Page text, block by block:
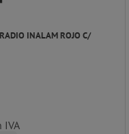
INALAM ROJO C/
IVA